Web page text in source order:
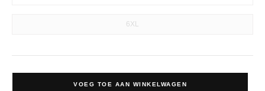
6XL
VOEG TOE AAN WINKELWAGEN